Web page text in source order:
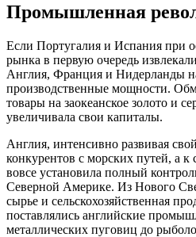
Промышленная
Если Португалия и Испания при
рынка в первую очередь
Англия, Франция и Нидерланды
производственные мощности.
товары на заокеанское золото и
увеличивала свои капиталы.
Англия, интенсивно развивая
конкурентов с морских путей, а к
вовсе установила полный
Северной Америке. Из Нового
сырье и сельскохозяйственная
поставлялись английские
металлических пуговиц до